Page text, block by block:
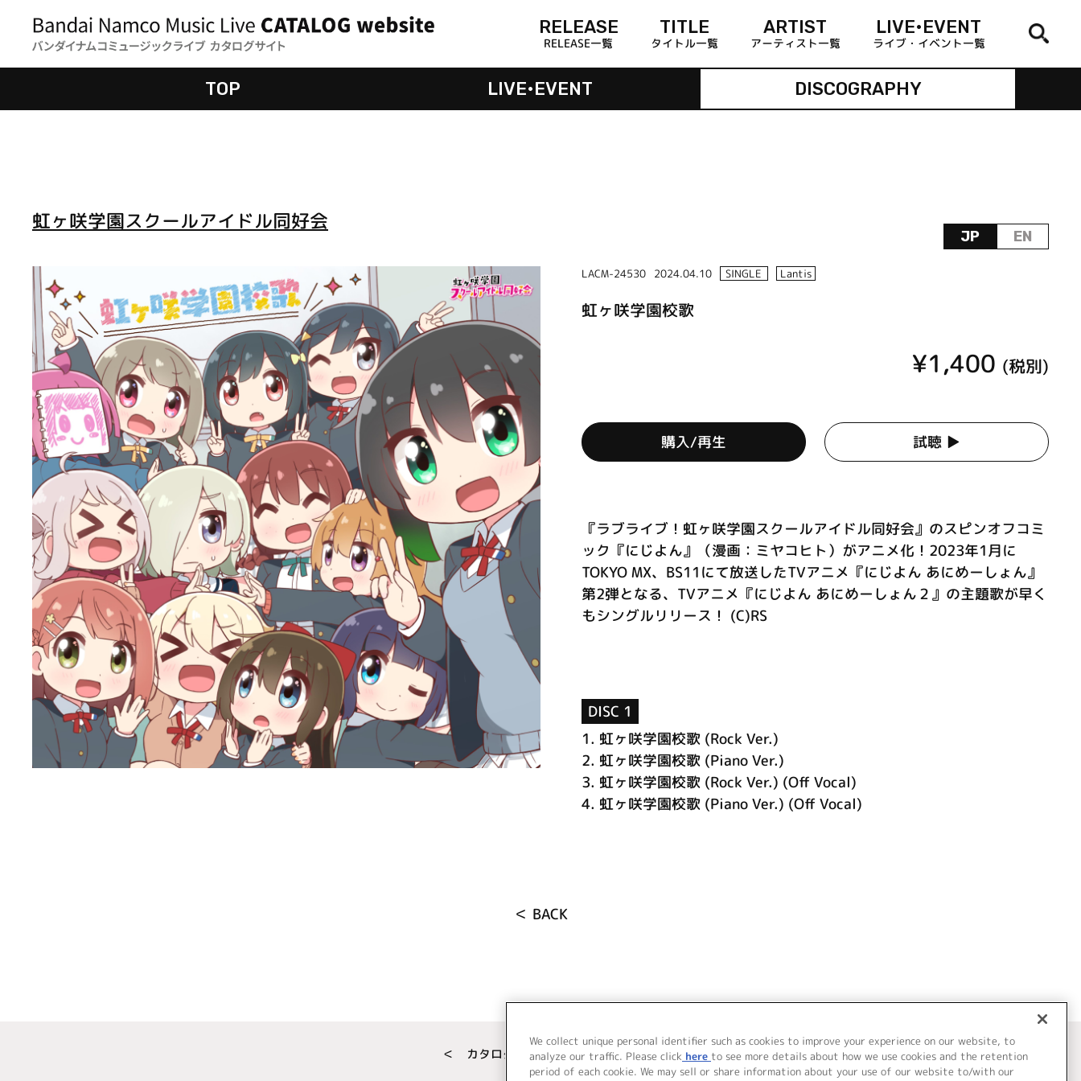
RELEASE
RELEASE一覧
TITLE
タイトル一覧
ARTIST
アーティスト一覧
LIVE•EVENT
ライブ・イベント一覧
TOP LIVE•EVENT DISCOGRAPHY
JP EN
虹ヶ咲学園スクールアイドル同好会
LACM-24530 2024.04.10 SINGLE Lantis
虹ヶ咲学園校歌
¥1,400 (税別)
購入/再生 試聴 ▶︎
『ラブライブ！虹ヶ咲学園スクールアイドル同好会』のスピンオフコミ
ック『にじよん』（漫画：ミヤコヒト）がアニメ化！2023年1月に
TOKYO MX、BS11にて放送したTVアニメ『にじよん あにめーしょん』
第2弾となる、TVアニメ『にじよん あにめーしょん２』の主題歌が早く
もシングルリリース！ (C)RS
DISC 1
1. 虹ヶ咲学園校歌 (Rock Ver.)
2. 虹ヶ咲学園校歌 (Piano Ver.)
3. 虹ヶ咲学園校歌 (Rock Ver.) (Off Vocal)
4. 虹ヶ咲学園校歌 (Piano Ver.) (Off Vocal)
＜ BACK
＜ カタログサイト トップページへ
We collect unique personal identifier such as cookies to improve your experience on our website, to
analyze our traffic. Please click here to see more details about how we use cookies and the retention
period of each cookie. We may sell or share information about your use of our website to/with our